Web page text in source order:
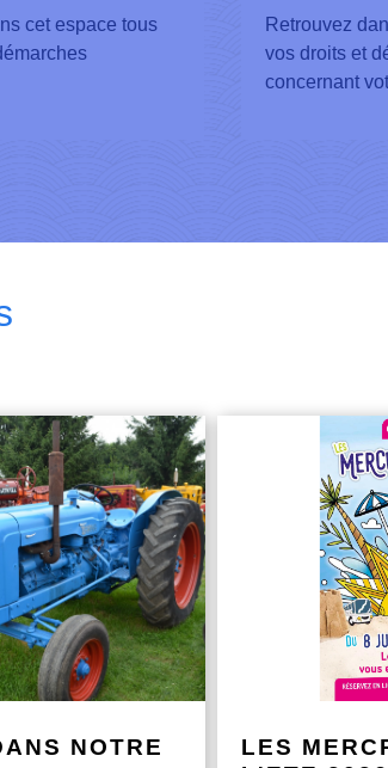
cet espace tous
Retrouvez
vos droits et
concernant
NOTRE
LES